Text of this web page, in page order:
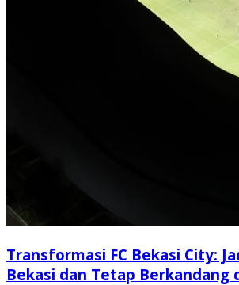
Transformasi FC Bekasi City:
Bekasi dan Tetap Berkandang